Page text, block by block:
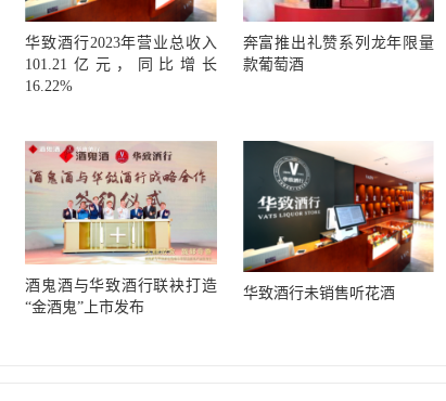
华致酒行2023年营业总收入
101.21亿元，同比增长
16.22%
奔富推出礼赞系列龙年限量
款葡萄酒
酒鬼酒与华致酒行联袂打造
“金酒鬼”上市发布
华致酒行未销售听花酒